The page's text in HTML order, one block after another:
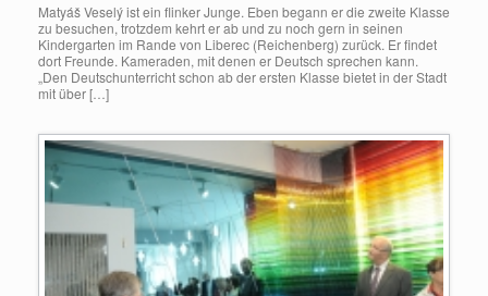
Matyáš Veselý ist ein flinker Junge. Eben begann er die zweite Klasse
zu besuchen, trotzdem kehrt er ab und zu noch gern in seinen
Kindergarten im Rande von Liberec (Reichenberg) zurück. Er findet
dort Freunde. Kameraden, mit denen er Deutsch sprechen kann.
„Den Deutschunterricht schon ab der ersten Klasse bietet in der Stadt
mit über […]